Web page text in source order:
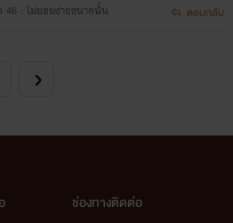
าร์ด 46 : ไม่ยอมง่ายขนาดนั้น ตอบกลับ
ช่องทางติดต่อ